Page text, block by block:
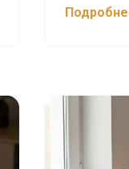
курсы не